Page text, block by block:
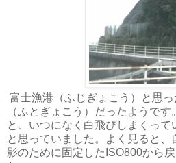
富士漁港（ふじぎょこう）と思
（ふとぎょこう）だったようで
と、いつになく白飛びしまくっ
と思っていました。よく見ると
影のために固定したISO800から